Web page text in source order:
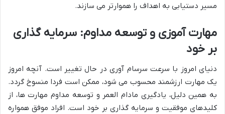
مسیر دستیابی به اهداف را هموارتر می سازند.
مهارت آموزی و توسعه مداوم: سرمایه گذاری
بر خود
دنیای امروز با سرعت سرسام آوری در حال تغییر است. آنچه امروز
یک مهارت ارزشمند محسوب می شود، ممکن است فردا منسوخ گردد.
به همین دلیل، یادگیری مادام العمر و توسعه مداوم مهارت ها، از
کلیدهای موفقیت و سرمایه گذاری بر خود است. افراد موفق همواره